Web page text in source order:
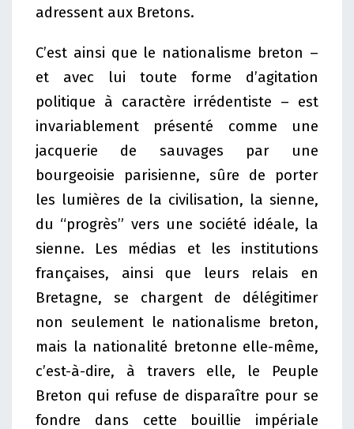
adressent aux Bretons.
C’est ainsi que le nationalisme breton –
et avec lui toute forme d’agitation
politique à caractère irrédentiste – est
invariablement présenté comme une
jacquerie de sauvages par une
bourgeoisie parisienne, sûre de porter
les lumières de la civilisation, la sienne,
du “progrès” vers une société idéale, la
sienne. Les médias et les institutions
françaises, ainsi que leurs relais en
Bretagne, se chargent de délégitimer
non seulement le nationalisme breton,
mais la nationalité bretonne elle-même,
c’est-à-dire, à travers elle, le Peuple
Breton qui refuse de disparaître pour se
fondre dans cette bouillie impériale